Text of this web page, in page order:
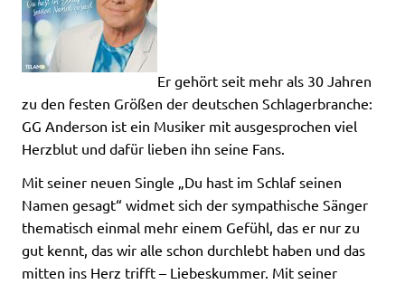
Er gehört seit mehr als 30 Jahren
zu den festen Größen der deutschen Schlagerbranche:
GG Anderson ist ein Musiker mit ausgesprochen viel
Herzblut und dafür lieben ihn seine Fans.
Mit seiner neuen Single „Du hast im Schlaf seinen
Namen gesagt“ widmet sich der sympathische Sänger
thematisch einmal mehr einem Gefühl, das er nur zu
gut kennt, das wir alle schon durchlebt haben und das
mitten ins Herz trifft – Liebeskummer. Mit seiner